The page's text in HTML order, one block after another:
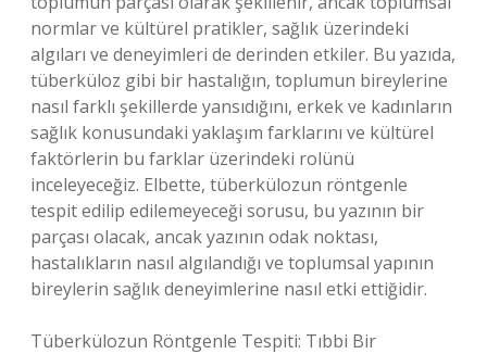
normlar ve kültürel pratikler, sağlık üzerindeki
algıları ve deneyimleri de derinden etkiler. Bu yazıda,
tüberküloz gibi bir hastalığın, toplumun bireylerine
nasıl farklı şekillerde yansıdığını, erkek ve kadınların
sağlık konusundaki yaklaşım farklarını ve kültürel
faktörlerin bu farklar üzerindeki rolünü
inceleyeceğiz. Elbette, tüberkülozun röntgenle
tespit edilip edilemeyeceği sorusu, bu yazının bir
parçası olacak, ancak yazının odak noktası,
hastalıkların nasıl algılandığı ve toplumsal yapının
bireylerin sağlık deneyimlerine nasıl etki ettiğidir.
Tüberkülozun Röntgenle Tespiti: Tıbbi Bir